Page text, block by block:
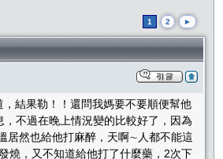
1 2 ►
結果勒！！還問我媽要不要順便幫他
不過在晚上情況變的比較好了，因為
居然也給他打麻醉，天啊∼人都不能這
燒，又不知道給他打了什麼藥，2次下